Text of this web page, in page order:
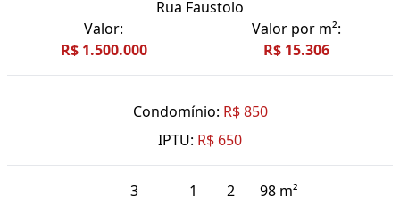
Rua Faustolo
Valor:
R$ 1.500.000
Valor por m²:
R$ 15.306
Condomínio: R$ 850
IPTU: R$ 650
3
1
2
98 m²